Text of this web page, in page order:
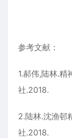
参考文献：
1.郝伟,陆林.
社.2018.
2.陆林.沈渔邨
社.2018.